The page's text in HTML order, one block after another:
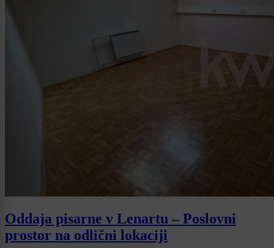
Oddaja pisarne v Lenartu – Poslovni
prostor na odlični lokaciji